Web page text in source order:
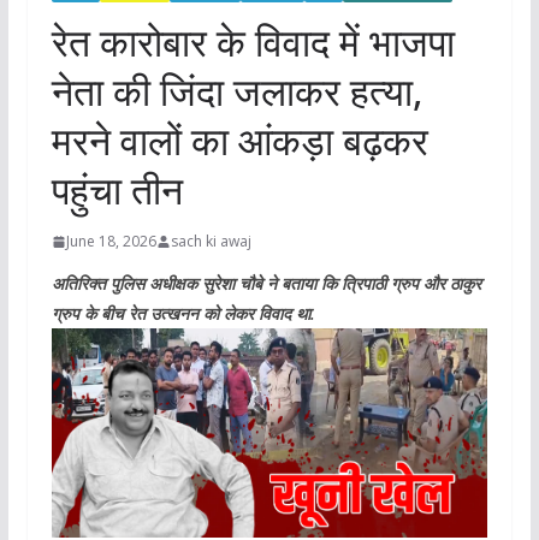
रेत कारोबार के विवाद में भाजपा
नेता की जिंदा जलाकर हत्या,
मरने वालों का आंकड़ा बढ़कर
पहुंचा तीन
June 18, 2026 sach ki awaj
अतिरिक्त पुलिस अधीक्षक सुरेशा चौबे ने बताया कि त्रिपाठी ग्रुप और ठाकुर
ग्रुप के बीच रेत उत्खनन को लेकर विवाद था.